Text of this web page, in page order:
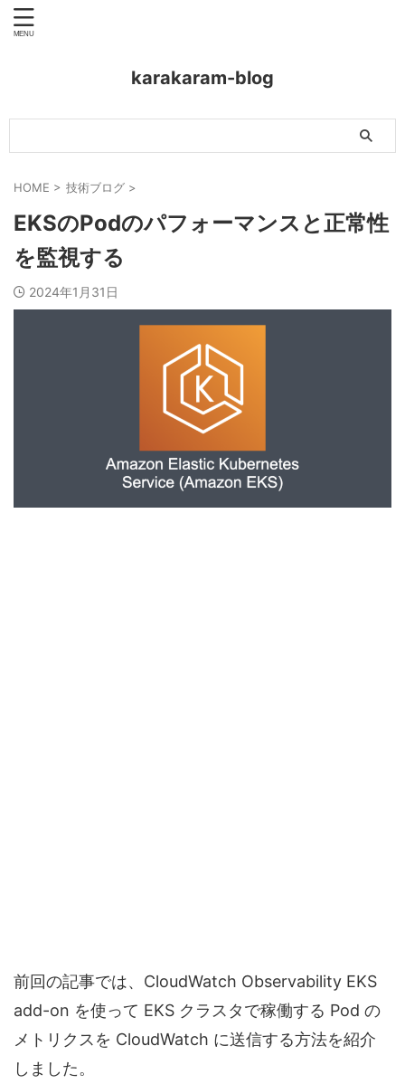
karakaram-blog
HOME > 技術ブログ >
EKSのPodのパフォーマンスと正常性
を監視する
2024年1月31日
前回の記事では、CloudWatch Observability EKS
add-on を使って EKS クラスタで稼働する Pod の
メトリクスを CloudWatch に送信する方法を紹介
しました。